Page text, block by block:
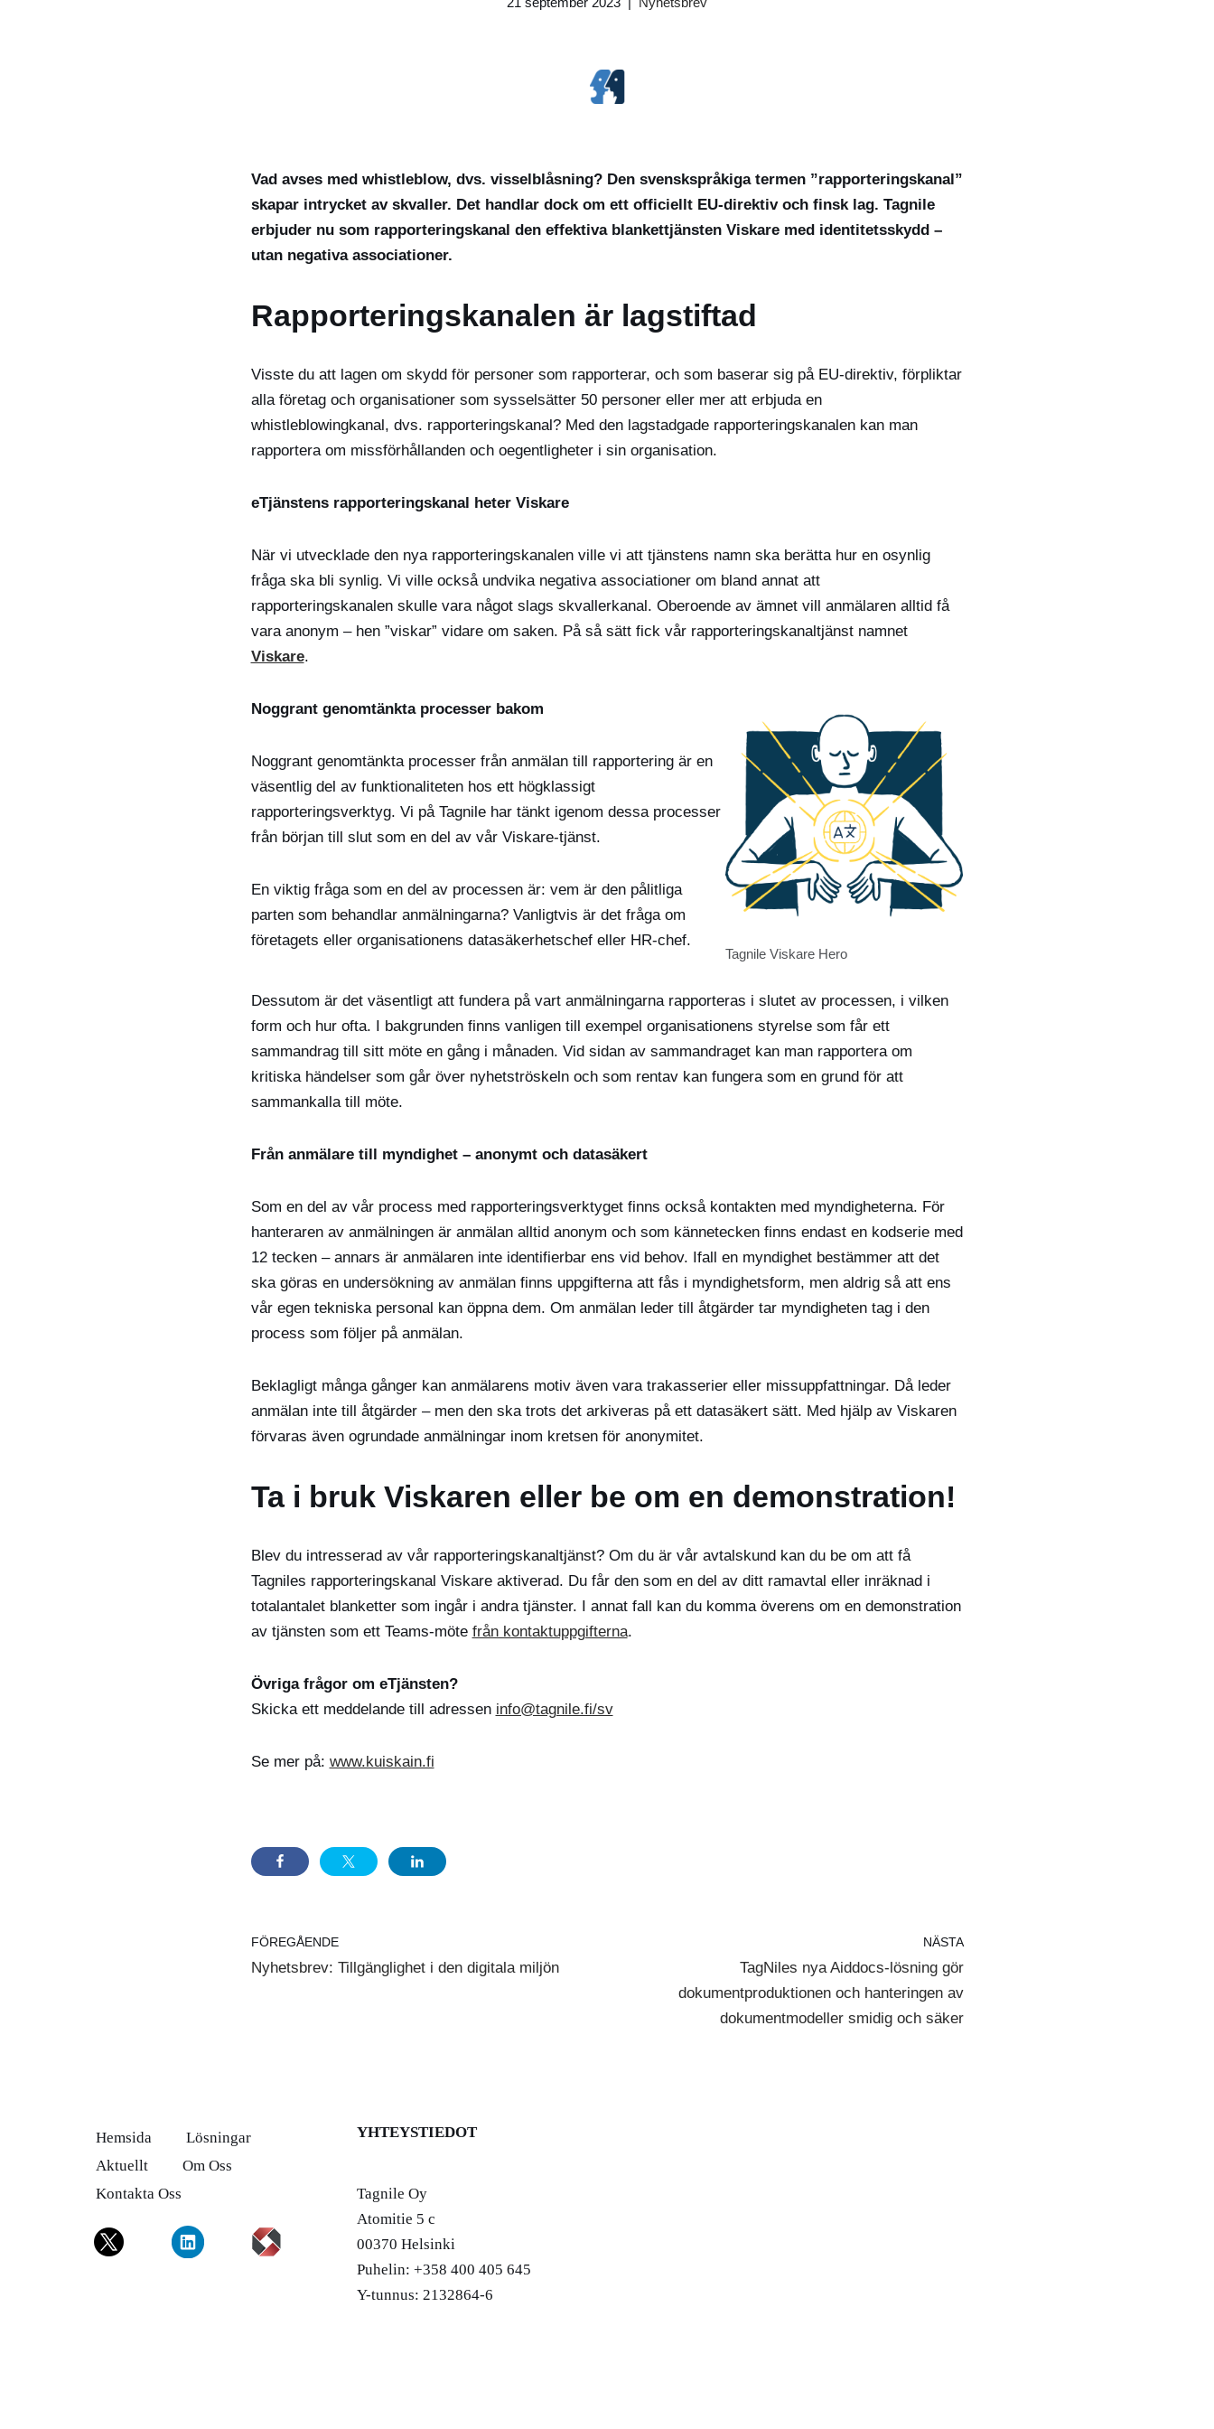
Vad avses med whistleblow, dvs. visselblåsning? Den svenskspråkiga termen ”rapporteringskanal”
skapar intrycket av skvaller. Det handlar dock om ett officiellt EU-direktiv och finsk lag. Tagnile
erbjuder nu som rapporteringskanal den effektiva blankettjänsten Viskare med identitetsskydd –
utan negativa associationer.
Rapporteringskanalen är lagstiftad
Visste du att lagen om skydd för personer som rapporterar, och som baserar sig på EU-direktiv, förpliktar
alla företag och organisationer som sysselsätter 50 personer eller mer att erbjuda en
whistleblowingkanal, dvs. rapporteringskanal? Med den lagstadgade rapporteringskanalen kan man
rapportera om missförhållanden och oegentligheter i sin organisation.
eTjänstens rapporteringskanal heter Viskare
När vi utvecklade den nya rapporteringskanalen ville vi att tjänstens namn ska berätta hur en osynlig
fråga ska bli synlig. Vi ville också undvika negativa associationer om bland annat att
rapporteringskanalen skulle vara något slags skvallerkanal. Oberoende av ämnet vill anmälaren alltid få
vara anonym – hen ”viskar” vidare om saken. På så sätt fick vår rapporteringskanaltjänst namnet
Viskare.
Noggrant genomtänkta processer bakom
Noggrant genomtänkta processer från anmälan till rapportering är en
väsentlig del av funktionaliteten hos ett högklassigt
rapporteringsverktyg. Vi på Tagnile har tänkt igenom dessa processer
från början till slut som en del av vår Viskare-tjänst.
En viktig fråga som en del av processen är: vem är den pålitliga
parten som behandlar anmälningarna? Vanligtvis är det fråga om
företagets eller organisationens datasäkerhetschef eller HR-chef.
Tagnile Viskare Hero
Dessutom är det väsentligt att fundera på vart anmälningarna rapporteras i slutet av processen, i vilken
form och hur ofta. I bakgrunden finns vanligen till exempel organisationens styrelse som får ett
sammandrag till sitt möte en gång i månaden. Vid sidan av sammandraget kan man rapportera om
kritiska händelser som går över nyhetströskeln och som rentav kan fungera som en grund för att
sammankalla till möte.
Från anmälare till myndighet – anonymt och datasäkert
Som en del av vår process med rapporteringsverktyget finns också kontakten med myndigheterna. För
hanteraren av anmälningen är anmälan alltid anonym och som kännetecken finns endast en kodserie med
12 tecken – annars är anmälaren inte identifierbar ens vid behov. Ifall en myndighet bestämmer att det
ska göras en undersökning av anmälan finns uppgifterna att fås i myndighetsform, men aldrig så att ens
vår egen tekniska personal kan öppna dem. Om anmälan leder till åtgärder tar myndigheten tag i den
process som följer på anmälan.
Beklagligt många gånger kan anmälarens motiv även vara trakasserier eller missuppfattningar. Då leder
anmälan inte till åtgärder – men den ska trots det arkiveras på ett datasäkert sätt. Med hjälp av Viskaren
förvaras även ogrundade anmälningar inom kretsen för anonymitet.
Ta i bruk Viskaren eller be om en demonstration!
Blev du intresserad av vår rapporteringskanaltjänst? Om du är vår avtalskund kan du be om att få
Tagniles rapporteringskanal Viskare aktiverad. Du får den som en del av ditt ramavtal eller inräknad i
totalantalet blanketter som ingår i andra tjänster. I annat fall kan du komma överens om en demonstration
av tjänsten som ett Teams-möte från kontaktuppgifterna.
Övriga frågor om eTjänsten?
Skicka ett meddelande till adressen info@tagnile.fi/sv
Se mer på: www.kuiskain.fi
FÖREGÅENDE
Nyhetsbrev: Tillgänglighet i den digitala miljön
NÄSTA
TagNiles nya Aiddocs-lösning gör
dokumentproduktionen och hanteringen av
dokumentmodeller smidig och säker
Hemsida
Lösningar
Aktuellt
Om Oss
Kontakta Oss
YHTEYSTIEDOT
Tagnile Oy
Atomitie 5 c
00370 Helsinki
Puhelin: +358 400 405 645
Y-tunnus: 2132864-6